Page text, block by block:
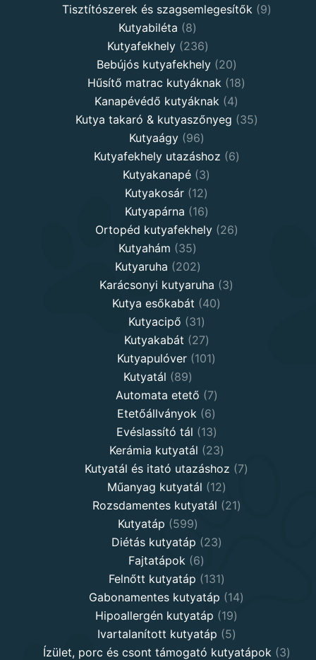
products
Tisztítószerek és szagsemlegesítők 99
Kutyabiléta 88
products
Kutyafekhely 236236
products
Bebújós kutyafekhely 2020
products
Hűsítő matrac kutyáknak 1818
Kanapévédő kutyáknak 44
products
Kutya takaró & kutyaszőnyeg 3535
Kutyaágy 9696
products
Kutyafekhely utazáshoz 66
Kutyakanapé 33
products
Kutyakosár 1212
products
Kutyapárna 1616
products
Ortopéd kutyafekhely 2626
Kutyahám 3535
products
Kutyaruha 202202
products
Karácsonyi kutyaruha 33
Kutya esőkabát 4040
Kutyacipő 3131
products
Kutyakabát 2727
products
Kutyapulóver 101101
Kutyatál 8989
products
Automata etető 77
products
Etetőállványok 66
products
Evéslassító tál 1313
products
Kerámia kutyatál 2323
products
Kutyatál és itató utazáshoz 77
Műanyag kutyatál 1212
products
Rozsdamentes kutyatál 2121
Kutyatáp 599599
products
Diétás kutyatáp 2323
Fajtatápok 66
products
Felnőtt kutyatáp 131131
products
Gabonamentes kutyatáp 1414
Hipoallergén kutyatáp 1919
products
Ivartalanított kutyatáp 55
products
Ízület, porc és csont támogató kutyatápok 33